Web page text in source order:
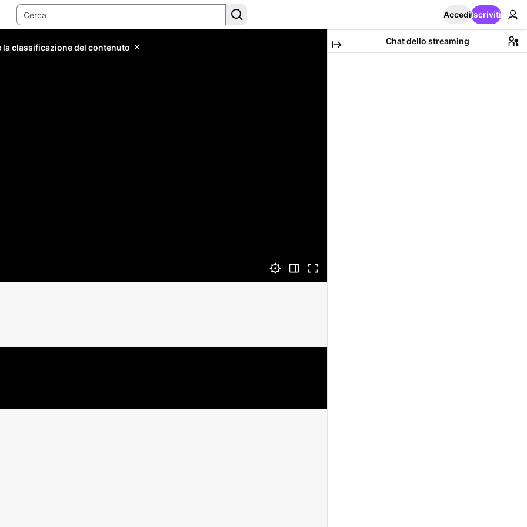
AccediIscriviti
classificazione del contenuto
Chat dello streaming